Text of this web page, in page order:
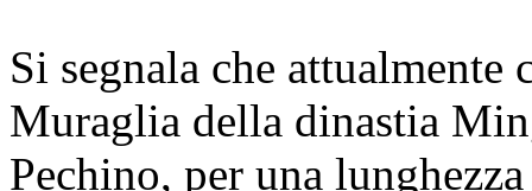
Si segnala che
Muraglia della dinastia
Pechino, per una